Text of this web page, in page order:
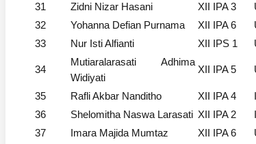
31
Zidni Nizar Hasani XII IPA 3
32
Yohanna Defian Purnama XII IPA 6
33
Nur Isti Alfianti XII IPS 1
34
Mutiaralarasati Adhima
Widiyati
XII IPA 5
35 Rafli Akbar Nanditho XII IPA 4
36
Shelomitha Naswa Larasati XII IPA 2
37
Imara Majida Mumtaz XII IPA 6